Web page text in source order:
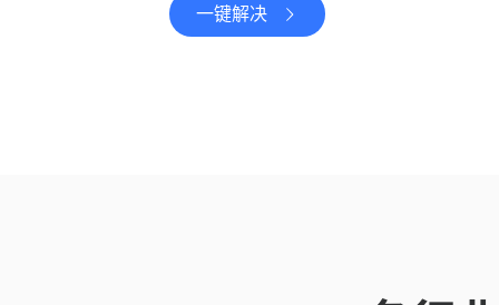
一键解决